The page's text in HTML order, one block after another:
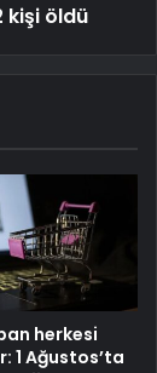
kişi öldü
herkesi
1 Ağustos’ta